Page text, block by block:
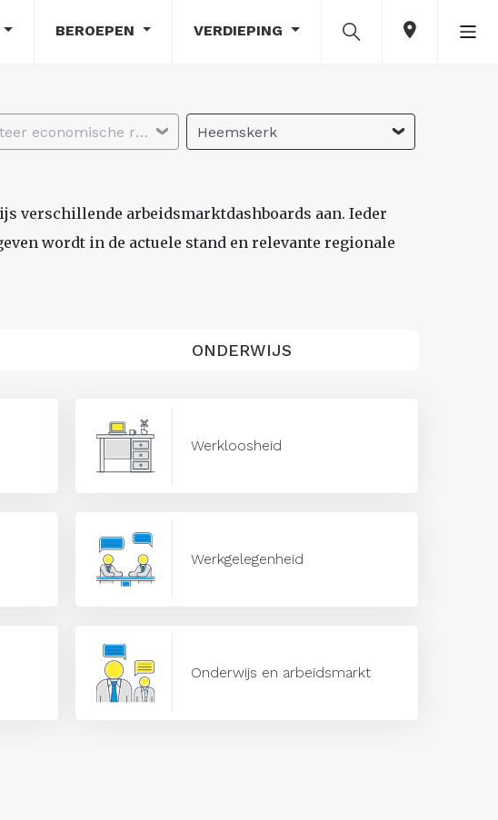
BEROEPEN VERDIEPING
Selecteer economische regio Heemskerk
verschillende arbeidsmarktdashboards aan. Ieder
wordt in de actuele stand en relevante regionale
ONDERWIJS
Werkloosheid
Werkgelegenheid
Onderwijs en arbeidsmarkt